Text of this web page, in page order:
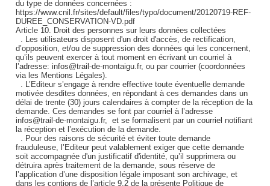
du type de données concernées :
https://www.cnil.fr/sites/default/files/typo/document/20120719-REF-
DUREE_CONSERVATION-VD.pdf
Article 10. Droit des personnes sur leurs données collectées
. Les utilisateurs disposent d'un droit d'accès, de rectification,
d’opposition, et/ou de suppression des données qui les concernent,
qu’ils peuvent exercer à tout moment en écrivant un courriel à
l’adresse: infos@trail-de-montaigu.fr, ou par courrier (coordonnées
via les Mentions Légales).
. L’Editeur s’engage à rendre effective toute éventuelle demande
motivée desdites données, en répondant à ces demandes dans un
délai de trente (30) jours calendaires à compter de la réception de la
demande. Ces demandes se font par courriel à l’adresse
infos@trail-de-montaigu.fr, et se formalisent par un courriel notifiant
la réception et l’exécution de la demande.
. Pour des raisons de sécurité et éviter toute demande
frauduleuse, l’Editeur peut valablement exiger que cette demande
soit accompagnée d'un justificatif d'identité, qu’il supprimera ou
détruira après traitement de la demande, sous réserve de
l’application d’une disposition légale imposant son archivage, et
dans les contions de l’article 9.2 de la présente Politique de